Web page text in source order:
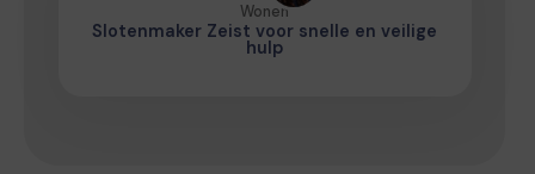
Wonen
Slotenmaker Zeist voor snelle en veilige
hulp